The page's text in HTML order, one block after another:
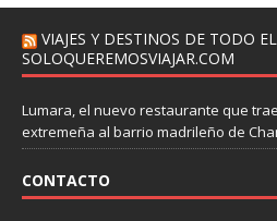
VIAJES Y DESTINOS DE TODO
SOLOQUEREMOSVIAJAR.COM
Lumara, el nuevo restaurante que
extremeña al barrio madrileño de
CONTACTO